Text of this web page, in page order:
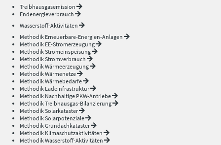
Treibhausgasemission
Endenergieverbrauch
Wasserstoff-Aktivitäten
Methodik Erneuerbare-Energien-Anlagen
Methodik EE-Stromerzeugung
Methodik Stromeinspeisung
Methodik Stromverbrauch
Methodik Wärmeerzeugung
Methodik Wärmenetze
Methodik Wärmebedarfe
Methodik Ladeinfrastruktur
Methodik Nachhaltige PKW-Antriebe
Methodik Treibhausgas-Bilanzierung
Methodik Solarkataster
Methodik Solarpotenziale
Methodik Gründachkataster
Methodik Klimaschutzaktivitäten
Methodik Wasserstoff-Aktivitäten